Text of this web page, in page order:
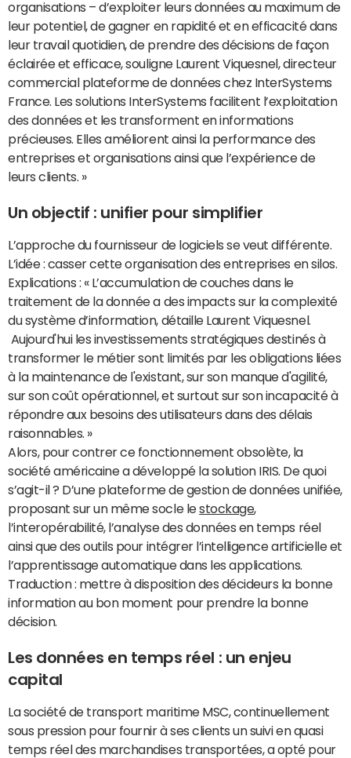
organisations – d’exploiter leurs données au maximum de
leur potentiel, de gagner en rapidité et en efficacité dans
leur travail quotidien, de prendre des décisions de façon
éclairée et efficace, souligne Laurent Viquesnel, directeur
commercial plateforme de données chez InterSystems
France. Les solutions InterSystems facilitent l’exploitation
des données et les transforment en informations
précieuses. Elles améliorent ainsi la performance des
entreprises et organisations ainsi que l’expérience de
leurs clients. »
Un objectif : unifier pour simplifier
L’approche du fournisseur de logiciels se veut différente.
L’idée : casser cette organisation des entreprises en silos.
Explications : « L’accumulation de couches dans le
traitement de la donnée a des impacts sur la complexité
du système d’information, détaille Laurent Viquesnel.
Aujourd'hui les investissements stratégiques destinés à
transformer le métier sont limités par les obligations liées
à la maintenance de l'existant, sur son manque d'agilité,
sur son coût opérationnel, et surtout sur son incapacité à
répondre aux besoins des utilisateurs dans des délais
raisonnables. »
Alors, pour contrer ce fonctionnement obsolète, la
société américaine a développé la solution IRIS. De quoi
s’agit-il ? D’une plateforme de gestion de données unifiée,
proposant sur un même socle lestockage,
l’interopérabilité, l’analyse des données en temps réel
ainsi que des outils pour intégrer l’intelligence artificielle et
l’apprentissage automatique dans les applications.
Traduction : mettre à disposition des décideurs la bonne
information au bon moment pour prendre la bonne
décision.
Les données en temps réel : un enjeu
capital
La société de transport maritime MSC, continuellement
sous pression pour fournir à ses clients un suivi en quasi
temps réel des marchandises transportées, a opté pour